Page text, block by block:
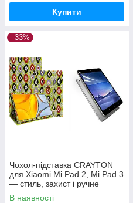
Купити
–33%
Чохол-підставка CRAYTON
для Xiaomi Mi Pad 2, Mi Pad 3
— стиль, захист і ручне
збирання, колір Камні
В наявності